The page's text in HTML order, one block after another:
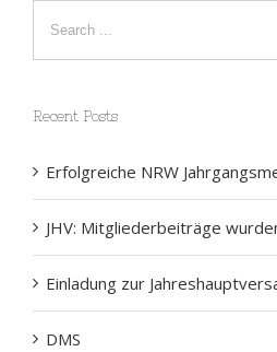
JHV: Mitgliederbeiträge
Einladung zur
DMS